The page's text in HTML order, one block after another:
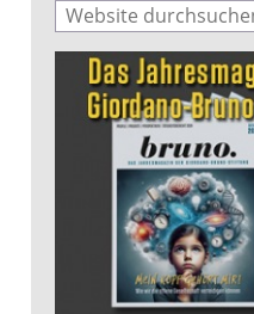
Suchformular
Suche